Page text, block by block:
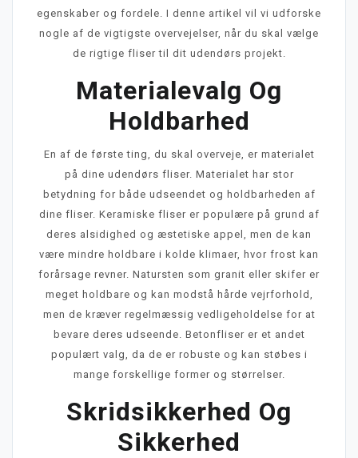
egenskaber og fordele. I denne artikel vil vi udforske
nogle af de vigtigste overvejelser, når du skal vælge
de rigtige fliser til dit udendørs projekt.
Materialevalg Og
Holdbarhed
En af de første ting, du skal overveje, er materialet
på dine udendørs fliser. Materialet har stor
betydning for både udseendet og holdbarheden af
dine fliser. Keramiske fliser er populære på grund af
deres alsidighed og æstetiske appel, men de kan
være mindre holdbare i kolde klimaer, hvor frost kan
forårsage revner. Natursten som granit eller skifer er
meget holdbare og kan modstå hårde vejrforhold,
men de kræver regelmæssig vedligeholdelse for at
bevare deres udseende. Betonfliser er et andet
populært valg, da de er robuste og kan støbes i
mange forskellige former og størrelser.
Skridsikkerhed Og
Sikkerhed